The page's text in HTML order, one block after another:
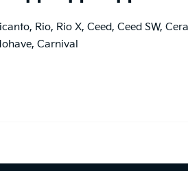
, Rio, Rio X, Ceed, Ceed SW,
, Carnival